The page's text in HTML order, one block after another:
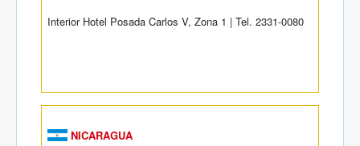
Interior Hotel Posada Carlos V, Zona 1 | Tel. 2331-0080
NICARAGUA